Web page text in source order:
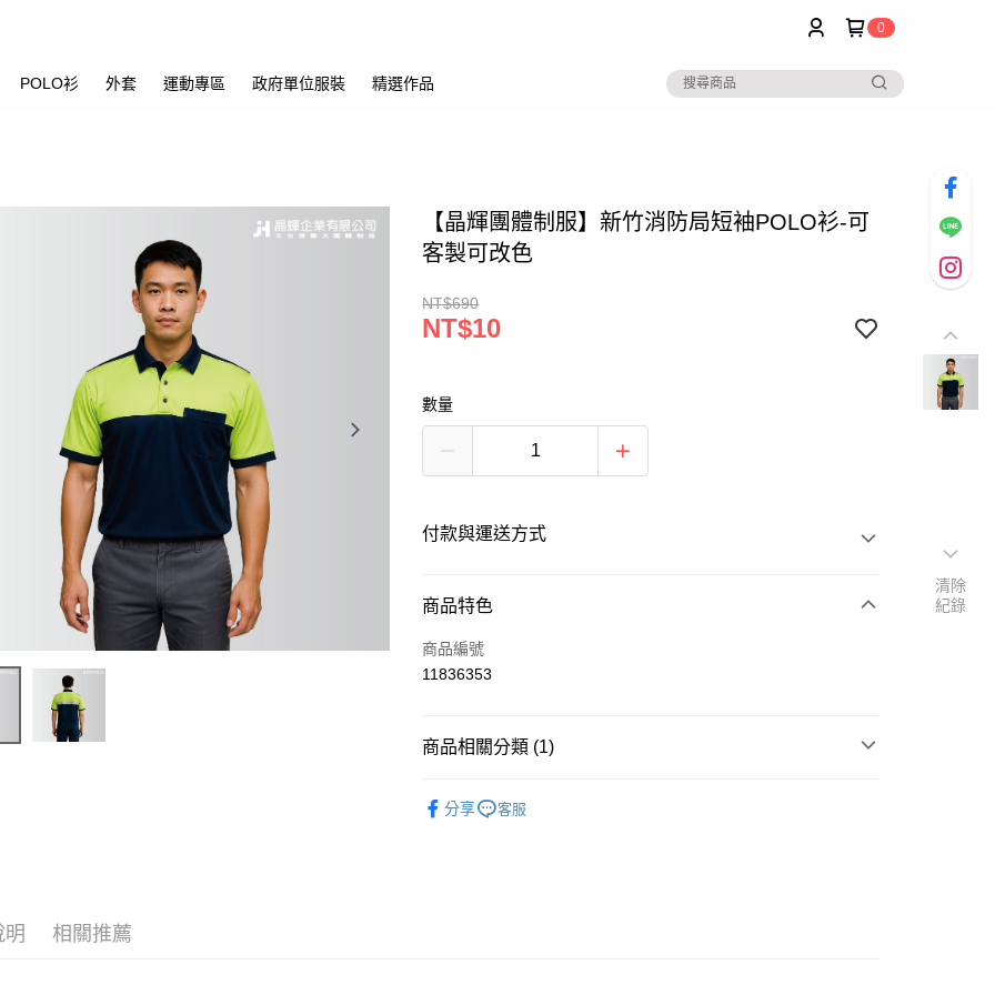
0
POLO衫 外套 運動專區 政府單位服裝 精選作品
【晶輝團體制服】新竹消防局短袖POLO衫-可
客製可改色
NT$690
NT$10
數量
付款與運送方式
付款方式
信用卡一次付款
黑貓
商品特色
商品編號
11836353
商品相關分類 (1)
分享
客服
明 相關推薦
清除
紀錄